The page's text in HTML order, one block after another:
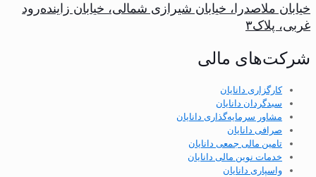
خیابان ملاصدرا، خیابان شیرازی شمالی، خیابان زاینده‌رود
غربی، پلاک‌۳
شرکت‌های مالی
کارگزاری دانایان
سبدگردان دانایان
مشاور سرمایه‌گذاری دانایان
صرافی دانایان
تامین مالی جمعی دانایان
خدمات نوین مالی دانایان
واسپاری دانایان